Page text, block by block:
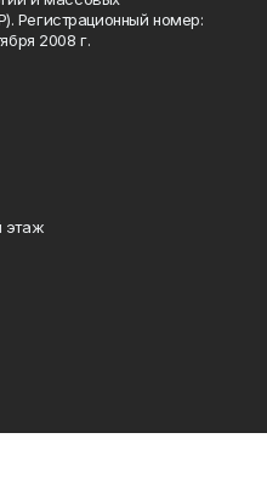
номер:
2008 г.
этаж